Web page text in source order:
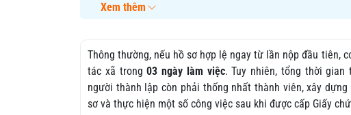
Xem thêm
Thông thường, nếu hồ sơ hợp lệ ngay từ lần nộp đầu tiên,
tác xã trong03 ngày làm việc. Tuy nhiên, tổng thời gian
người thành lập còn phải thống nhất thành viên, xây
sơ và thực hiện một số công việc sau khi được cấp Giấy